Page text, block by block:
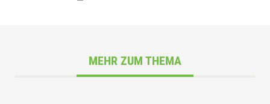
MEHR ZUM THEMA